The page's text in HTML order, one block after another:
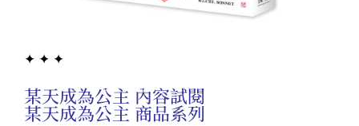
✦ ✦ ✦
某天成為公主 內容試閱
某天成為公主 商品系列